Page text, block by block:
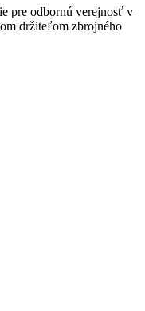
pre odbornú verejnosť v
držiteľom zbrojného